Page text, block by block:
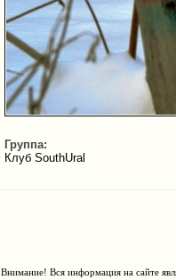
Группа:
Клуб SouthUral
Внимание! Вся информация на сайте